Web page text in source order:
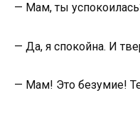
— Мам, ты
— Да, я спокойна. И
— Мам! Это безумие!